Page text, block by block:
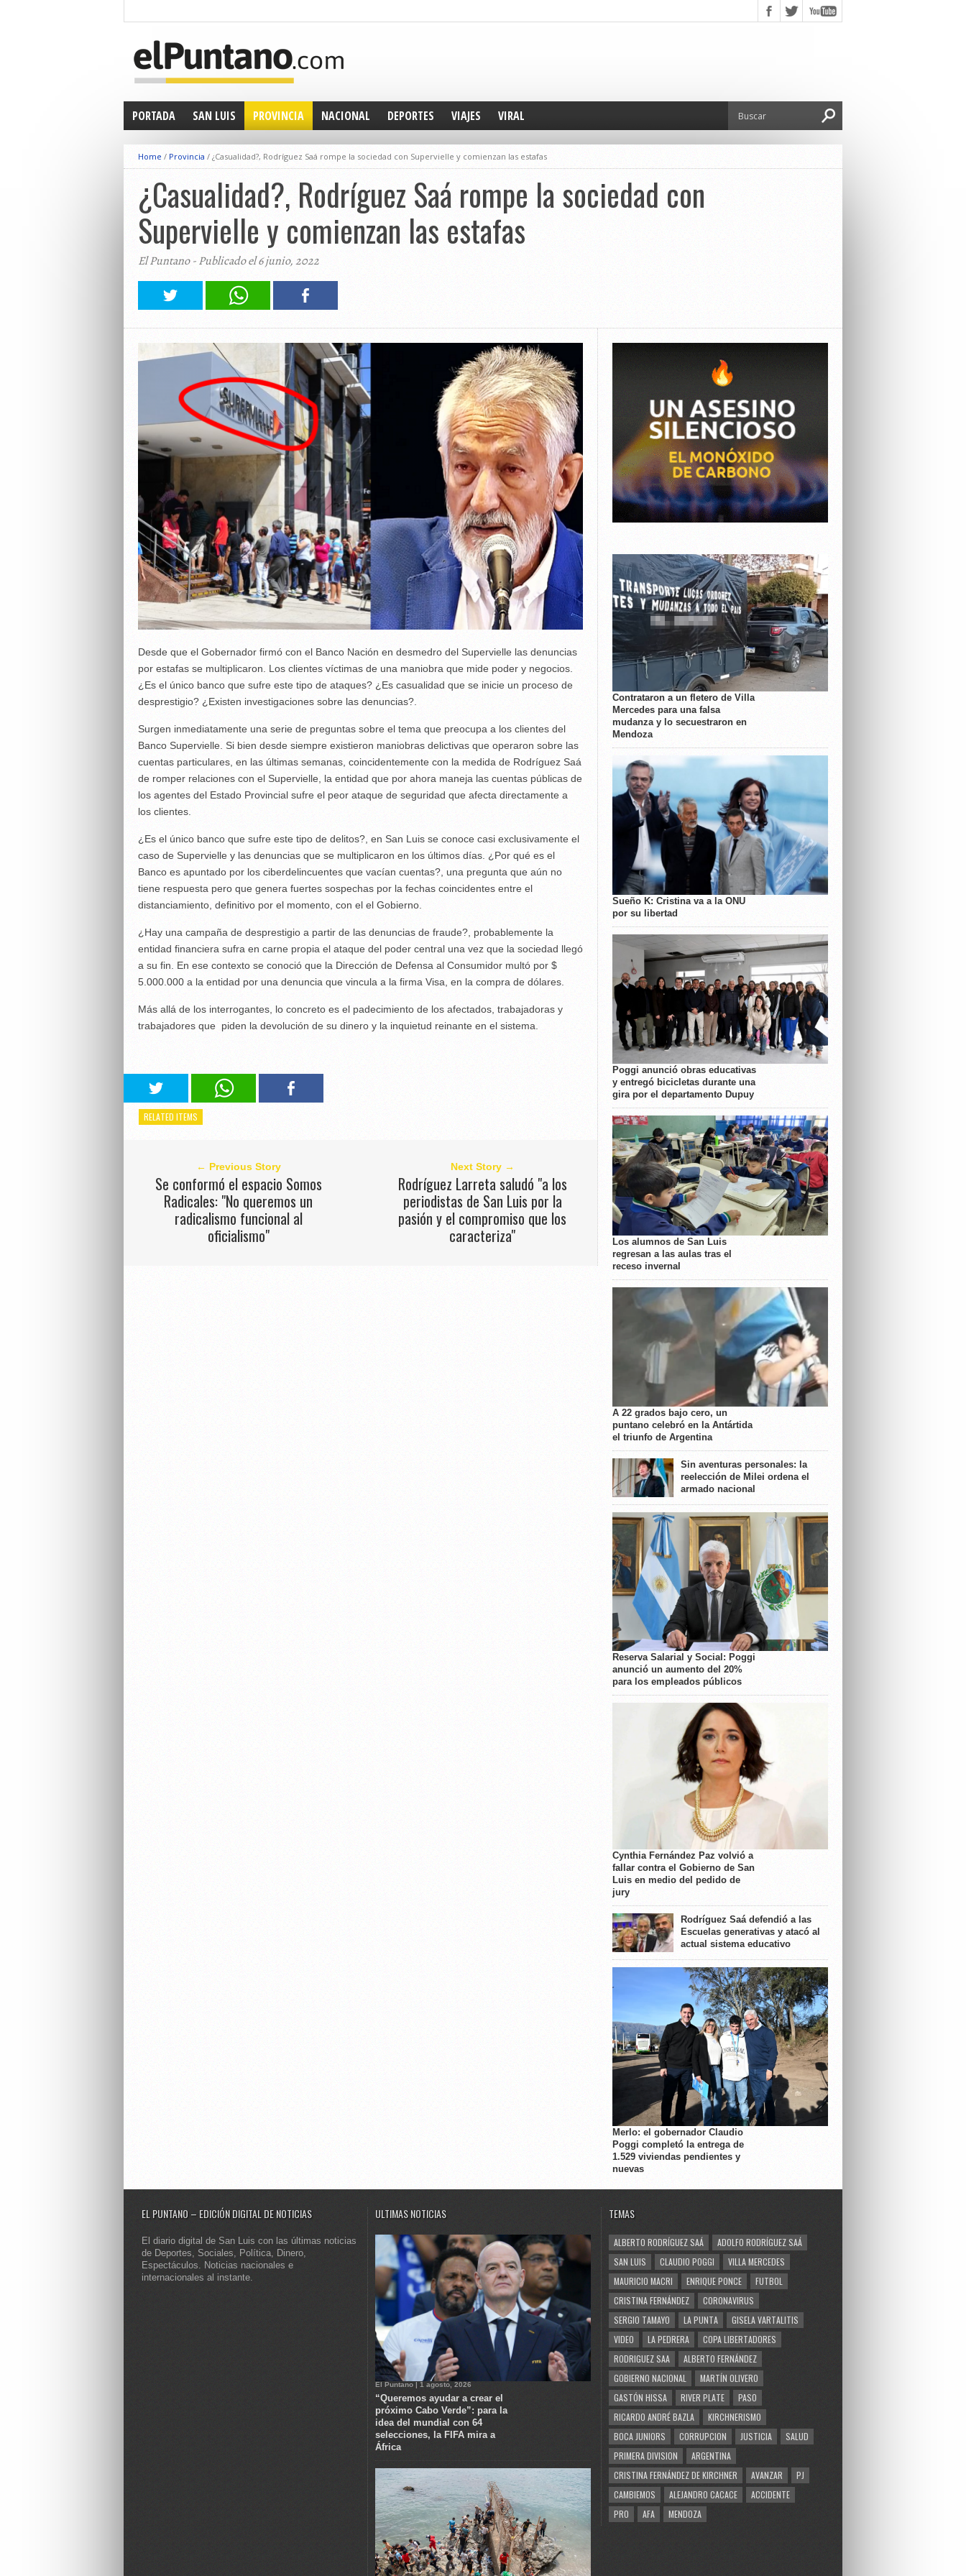
PORTADA SAN LUIS PROVINCIA NACIONAL DEPORTES VIAJES VIRAL
Home / Provincia / ¿Casualidad?, Rodríguez Saá rompe la sociedad con Supervielle y comienzan las estafas
¿Casualidad?, Rodríguez Saá rompe la sociedad con
Supervielle y comienzan las estafas
El Puntano - Publicado el 6 junio, 2022
Desde que el Gobernador firmó con el Banco Nación en desmedro del Supervielle las denuncias
por estafas se multiplicaron. Los clientes víctimas de una maniobra que mide poder y negocios.
¿Es el único banco que sufre este tipo de ataques? ¿Es casualidad que se inicie un proceso de
desprestigio? ¿Existen investigaciones sobre las denuncias?.
Surgen inmediatamente una serie de preguntas sobre el tema que preocupa a los clientes del
Banco Supervielle. Si bien desde siempre existieron maniobras delictivas que operaron sobre las
cuentas particulares, en las últimas semanas, coincidentemente con la medida de Rodríguez Saá
de romper relaciones con el Supervielle, la entidad que por ahora maneja las cuentas públicas de
los agentes del Estado Provincial sufre el peor ataque de seguridad que afecta directamente a
los clientes.
¿Es el único banco que sufre este tipo de delitos?, en San Luis se conoce casi exclusivamente el
caso de Supervielle y las denuncias que se multiplicaron en los últimos días. ¿Por qué es el
Banco es apuntado por los ciberdelincuentes que vacían cuentas?, una pregunta que aún no
tiene respuesta pero que genera fuertes sospechas por la fechas coincidentes entre el
distanciamiento, definitivo por el momento, con el el Gobierno.
¿Hay una campaña de desprestigio a partir de las denuncias de fraude?, probablemente la
entidad financiera sufra en carne propia el ataque del poder central una vez que la sociedad llegó
a su fin. En ese contexto se conoció que la Dirección de Defensa al Consumidor multó por $
5.000.000 a la entidad por una denuncia que vincula a la firma Visa, en la compra de dólares.
Más allá de los interrogantes, lo concreto es el padecimiento de los afectados, trabajadoras y
trabajadores que piden la devolución de su dinero y la inquietud reinante en el sistema.
RELATED ITEMS
← Previous Story
Se conformó el espacio Somos
Radicales: "No queremos un
radicalismo funcional al
oficialismo"
Next Story →
Rodríguez Larreta saludó "a los
periodistas de San Luis por la
pasión y el compromiso que los
caracteriza"
Contrataron a un fletero de Villa
Mercedes para una falsa
mudanza y lo secuestraron en
Mendoza
Sueño K: Cristina va a la ONU
por su libertad
Poggi anunció obras educativas
y entregó bicicletas durante una
gira por el departamento Dupuy
Los alumnos de San Luis
regresan a las aulas tras el
receso invernal
A 22 grados bajo cero, un
puntano celebró en la Antártida
el triunfo de Argentina
Sin aventuras personales: la
reelección de Milei ordena el
armado nacional
Reserva Salarial y Social: Poggi
anunció un aumento del 20%
para los empleados públicos
Cynthia Fernández Paz volvió a
fallar contra el Gobierno de San
Luis en medio del pedido de
jury
Rodríguez Saá defendió a las
Escuelas generativas y atacó al
actual sistema educativo
Merlo: el gobernador Claudio
Poggi completó la entrega de
1.529 viviendas pendientes y
nuevas
EL PUNTANO – EDICIÓN DIGITAL DE NOTICIAS
El diario digital de San Luis con las últimas noticias
de Deportes, Sociales, Política, Dinero,
Espectáculos. Noticias nacionales e
internacionales al instante.
ULTIMAS NOTICIAS
El Puntano | 1 agosto, 2026
“Queremos ayudar a crear el
próximo Cabo Verde”: para la
idea del mundial con 64
selecciones, la FIFA mira a
África
TEMAS
ALBERTO RODRÍGUEZ SAÁ
ADOLFO RODRÍGUEZ SAÁ
SAN LUIS
CLAUDIO POGGI
VILLA MERCEDES
MAURICIO MACRI
ENRIQUE PONCE
FUTBOL
CRISTINA FERNÁNDEZ
CORONAVIRUS
SERGIO TAMAYO
LA PUNTA
GISELA VARTALITIS
VIDEO
LA PEDRERA
COPA LIBERTADORES
RODRIGUEZ SAA
ALBERTO FERNÁNDEZ
GOBIERNO NACIONAL
MARTÍN OLIVERO
GASTÓN HISSA
RIVER PLATE
PASO
RICARDO ANDRÉ BAZLA
KIRCHNERISMO
BOCA JUNIORS
CORRUPCION JUSTICIA
SALUD
PRIMERA DIVISION
ARGENTINA
CRISTINA FERNÁNDEZ DE KIRCHNER
AVANZAR
PJ
CAMBIEMOS
ALEJANDRO CACACE
ACCIDENTE
PRO
AFA MENDOZA